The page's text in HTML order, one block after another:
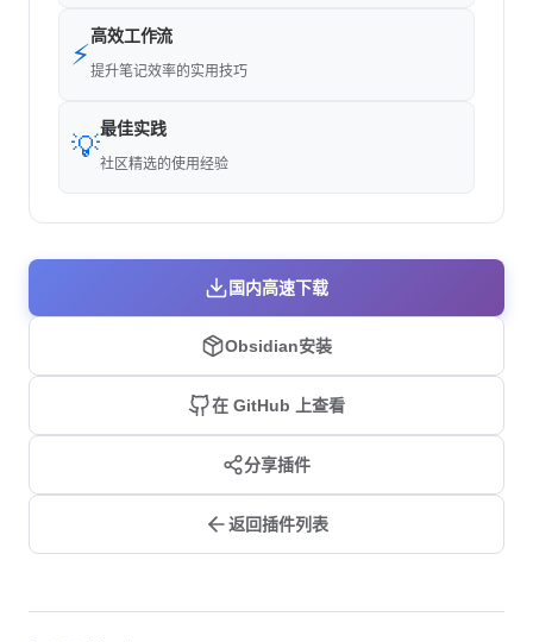
⚡
高效工作流
提升笔记效率的实用技巧
💡
最佳实践
社区精选的使用经验
国内高速下载
Obsidian安装
在 GitHub 上查看
分享插件
返回插件列表